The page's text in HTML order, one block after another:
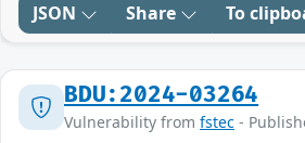
JSON Share To
BDU:2024-03264
Vulnerability from fstec -